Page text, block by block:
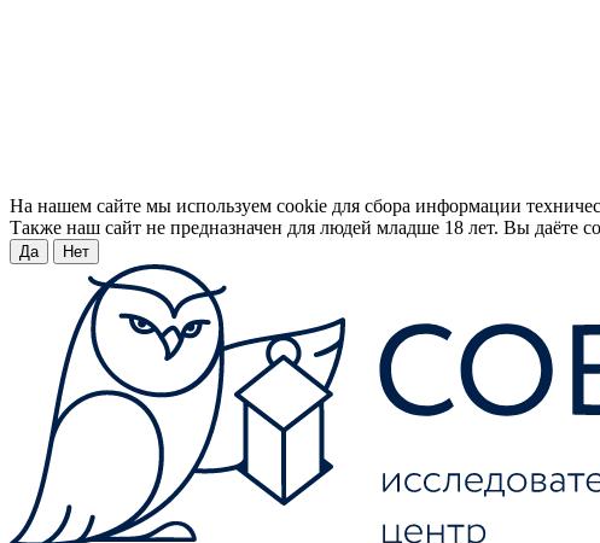
На нашем сайте мы используем cookie для сбора информации
Также наш сайт не предназначен для людей младше 18 лет. Вы даёте
Да Нет